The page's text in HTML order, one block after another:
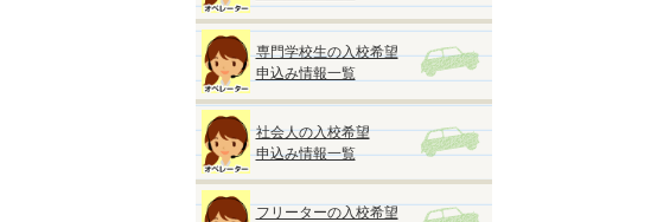
専門学校生の入校希望
申込み情報一覧
社会人の入校希望
申込み情報一覧
フリーターの入校希望